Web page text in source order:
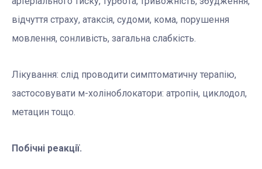
відчуття страху, атаксія, судоми, кома, порушення
мовлення, сонливість, загальна слабкість.
Лікування: слід проводити симптоматичну терапію,
застосовувати м-холіноблокатори: атропін, циклодол,
метацин тощо.
Побічні реакції.